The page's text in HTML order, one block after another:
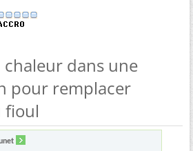
chaleur dans une
pour remplacer
fioul